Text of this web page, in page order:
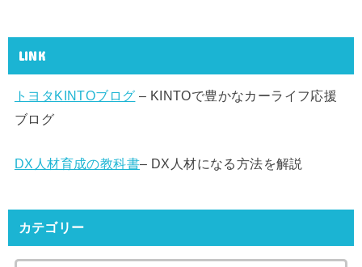
LINK
トヨタKINTOブログ – KINTOで豊かなカーライフ応援
ブログ
DX人材育成の教科書– DX人材になる方法を解説
カテゴリー